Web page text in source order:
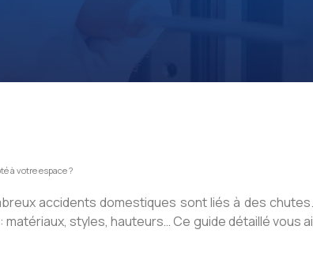
à votre espace ?
accidents domestiques sont liés à des
styles, hauteurs… Ce guide détaillé